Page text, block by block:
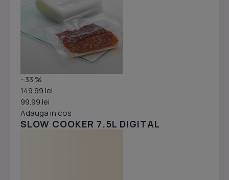
- 33 %
149.99 lei
99.99 lei
Adauga in cos
SLOW COOKER 7.5L DIGITAL